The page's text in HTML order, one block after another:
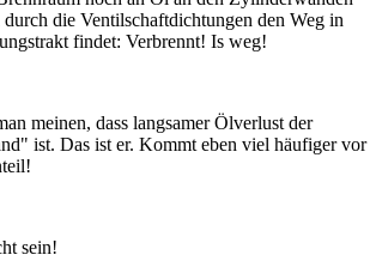
durch die Ventilschaftdichtungen den Weg in
findet: Verbrennt! Is weg!
meinen, dass langsamer Ölverlust der
ist. Das ist er. Kommt eben viel häufiger vor
sein!